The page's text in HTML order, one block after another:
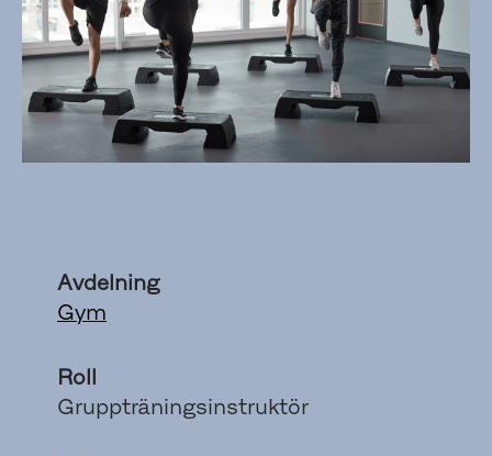
Avdelning
Gym
Roll
Gruppträningsinstruktör